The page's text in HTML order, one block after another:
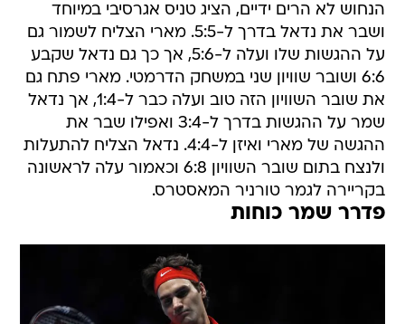
הנחוש לא הרים ידיים, הציג טניס אגרסיבי במיוחד
ושבר את נדאל בדרך ל-5:5. מארי הצליח לשמור גם
על ההגשות שלו ועלה ל-5:6, אך כך גם נדאל שקבע
6:6 ושובר שוויון שני במשחק הדרמטי. מארי פתח גם
את שובר השוויון הזה טוב ועלה כבר ל-1:4, אך נדאל
שמר על ההגשות בדרך ל-3:4 ואפילו שבר את
ההגשה של מארי ואיזן ל-4:4. נדאל הצליח להתעלות
ולנצח בתום שובר השוויון 6:8 וכאמור עלה לראשונה
בקריירה לגמר טורניר המאסטרס.
פדרר שמר כוחות